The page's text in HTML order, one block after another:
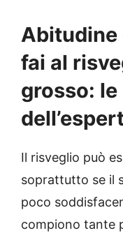
Abitudine
fai al
grosso:
Il risveglio può
soprattutto se il
poco
compiono tante